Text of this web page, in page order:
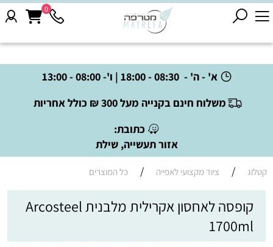
א' - ה' - 08:30 - 18:00 | ו'- 08:00 - 13:00
משלוח חינם בקנייה מעל 300 ₪ כולל אחריות
כתובת:
אזור תעשייה, שילת
0
קטלוג / ציוד מקצועי לאפייה / כל המוצרים
קופסה לאחסון אקרילית מלבנית Arcosteel
1700ml